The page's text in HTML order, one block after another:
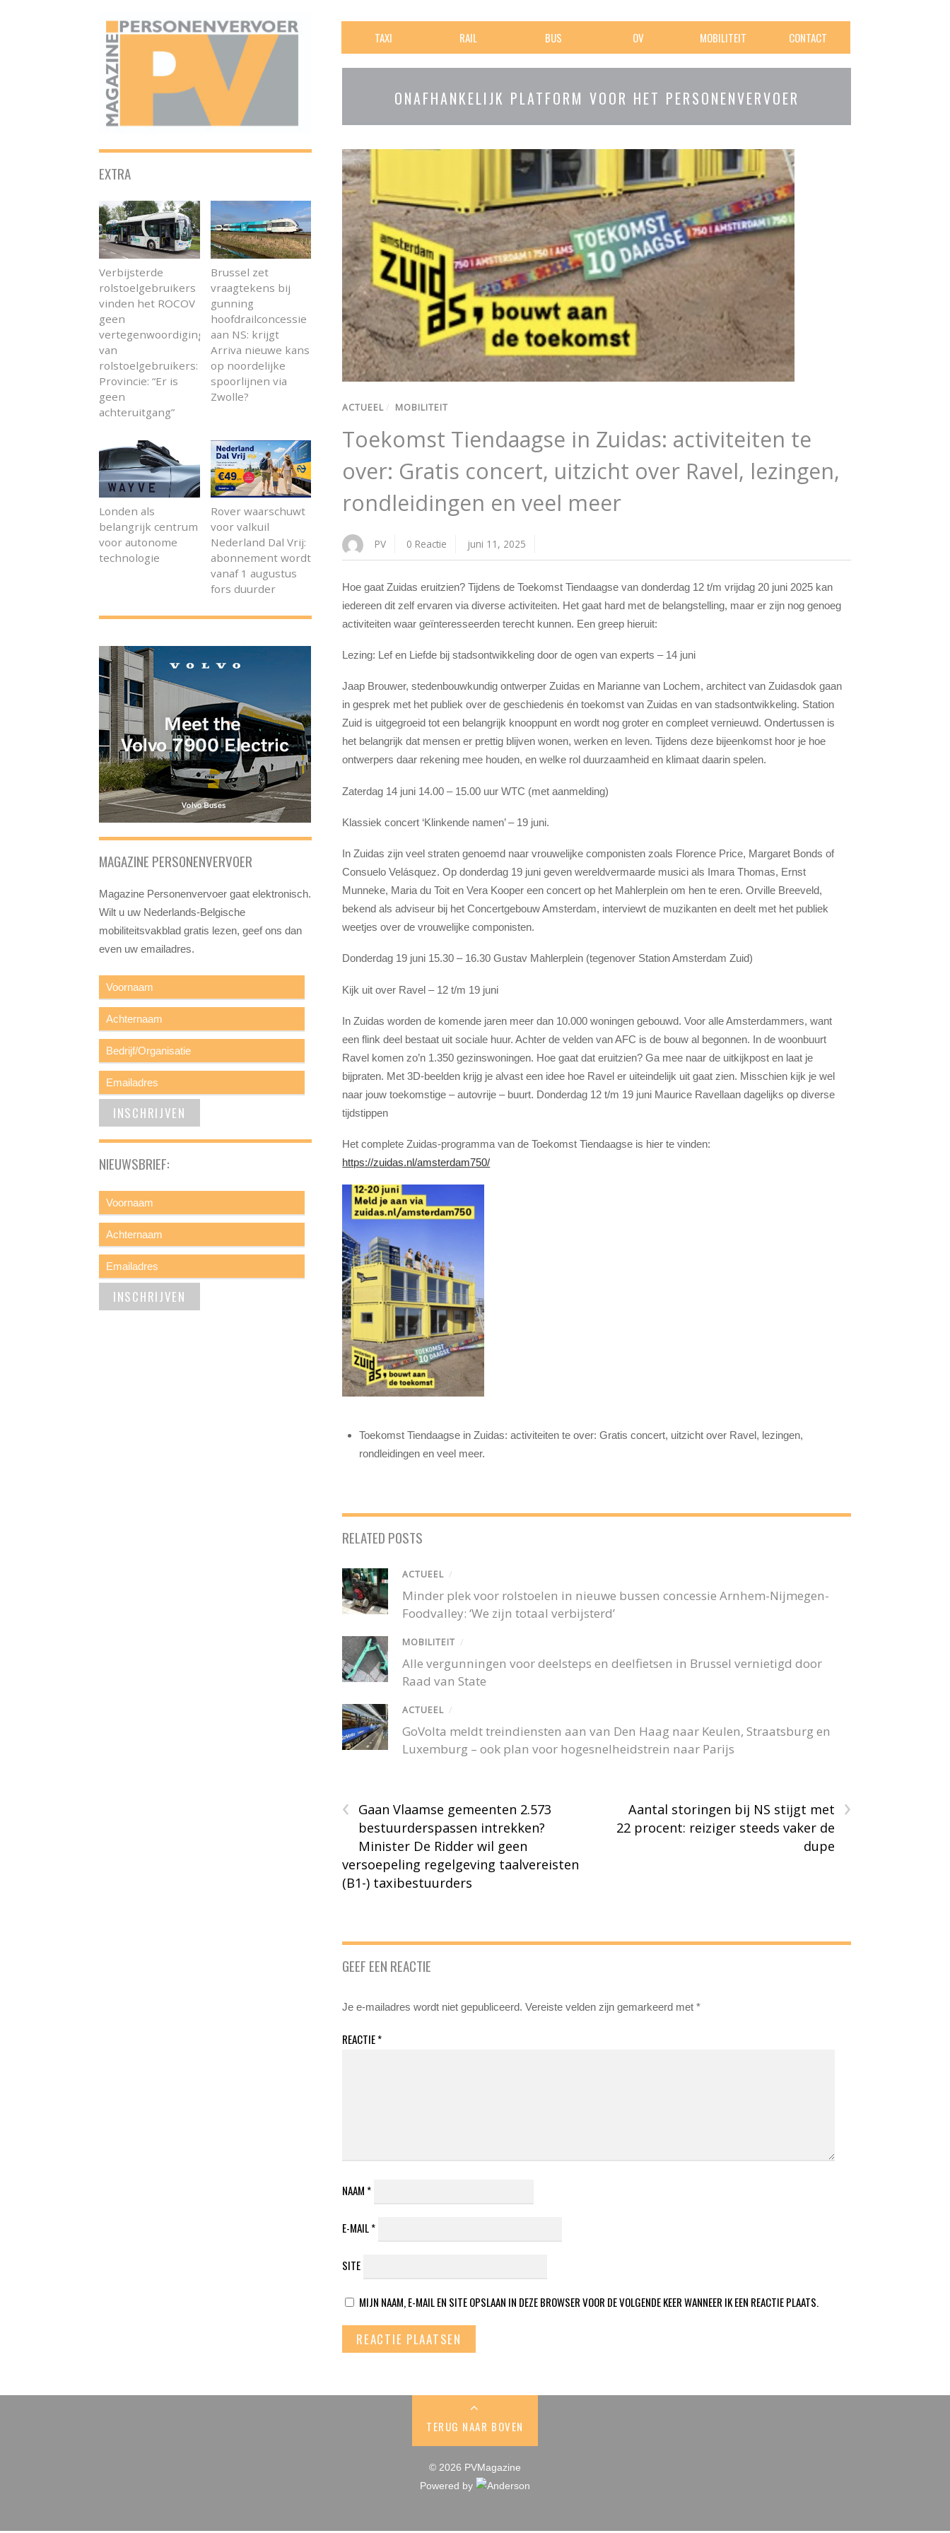
TAXI RAIL BUS OV MOBILITEIT CONTACT
ONAFHANKELIJK PLATFORM VOOR HET PERSONENVERVOER
ACTUEEL/ MOBILITEIT
Toekomst Tiendaagse in Zuidas: activiteiten te
over: Gratis concert, uitzicht over Ravel, lezingen,
rondleidingen en veel meer
PV 0 Reactie juni 11, 2025
Hoe gaat Zuidas eruitzien? Tijdens de Toekomst Tiendaagse van donderdag 12 t/m vrijdag 20 juni 2025 kan
iedereen dit zelf ervaren via diverse activiteiten. Het gaat hard met de belangstelling, maar er zijn nog genoeg
activiteiten waar geïnteresseerden terecht kunnen. Een greep hieruit:
Lezing: Lef en Liefde bij stadsontwikkeling door de ogen van experts – 14 juni
Jaap Brouwer, stedenbouwkundig ontwerper Zuidas en Marianne van Lochem, architect van Zuidasdok gaan
in gesprek met het publiek over de geschiedenis én toekomst van Zuidas en van stadsontwikkeling. Station
Zuid is uitgegroeid tot een belangrijk knooppunt en wordt nog groter en compleet vernieuwd. Ondertussen is
het belangrijk dat mensen er prettig blijven wonen, werken en leven. Tijdens deze bijeenkomst hoor je hoe
ontwerpers daar rekening mee houden, en welke rol duurzaamheid en klimaat daarin spelen.
Zaterdag 14 juni 14.00 – 15.00 uur WTC (met aanmelding)
Klassiek concert ‘Klinkende namen’ – 19 juni.
In Zuidas zijn veel straten genoemd naar vrouwelijke componisten zoals Florence Price, Margaret Bonds of
Consuelo Velásquez. Op donderdag 19 juni geven wereldvermaarde musici als Imara Thomas, Ernst
Munneke, Maria du Toit en Vera Kooper een concert op het Mahlerplein om hen te eren. Orville Breeveld,
bekend als adviseur bij het Concertgebouw Amsterdam, interviewt de muzikanten en deelt met het publiek
weetjes over de vrouwelijke componisten.
Donderdag 19 juni 15.30 – 16.30 Gustav Mahlerplein (tegenover Station Amsterdam Zuid)
Kijk uit over Ravel – 12 t/m 19 juni
In Zuidas worden de komende jaren meer dan 10.000 woningen gebouwd. Voor alle Amsterdammers, want
een flink deel bestaat uit sociale huur. Achter de velden van AFC is de bouw al begonnen. In de woonbuurt
Ravel komen zo’n 1.350 gezinswoningen. Hoe gaat dat eruitzien? Ga mee naar de uitkijkpost en laat je
bijpraten. Met 3D-beelden krijg je alvast een idee hoe Ravel er uiteindelijk uit gaat zien. Misschien kijk je wel
naar jouw toekomstige – autovrije – buurt. Donderdag 12 t/m 19 juni Maurice Ravellaan dagelijks op diverse
tijdstippen
Het complete Zuidas-programma van de Toekomst Tiendaagse is hier te vinden:
https://zuidas.nl/amsterdam750/
Toekomst Tiendaagse in Zuidas: activiteiten te over: Gratis concert, uitzicht over Ravel, lezingen,
rondleidingen en veel meer.
RELATED POSTS
ACTUEEL /
Minder plek voor rolstoelen in nieuwe bussen concessie Arnhem-Nijmegen-
Foodvalley: ‘We zijn totaal verbijsterd’
MOBILITEIT /
Alle vergunningen voor deelsteps en deelfietsen in Brussel vernietigd door
Raad van State
ACTUEEL /
GoVolta meldt treindiensten aan van Den Haag naar Keulen, Straatsburg en
Luxemburg – ook plan voor hogesnelheidstrein naar Parijs
‹
Gaan Vlaamse gemeenten 2.573
bestuurderspassen intrekken?
Minister De Ridder wil geen
versoepeling regelgeving taalvereisten
(B1-) taxibestuurders
›
Aantal storingen bij NS stijgt met
22 procent: reiziger steeds vaker de
dupe
GEEF EEN REACTIE
Je e-mailadres wordt niet gepubliceerd. Vereiste velden zijn gemarkeerd met*
REACTIE*
NAAM *
E-MAIL*
SITE
MIJN NAAM, E-MAIL EN SITE OPSLAAN IN DEZE BROWSER VOOR DE VOLGENDE KEER WANNEER IK EEN REACTIE PLAATS.
EXTRA
Verbijsterde
rolstoelgebruikers
vinden het ROCOV
geen
vertegenwoordiging
van
rolstoelgebruikers:
Provincie: “Er is
geen
achteruitgang”
Brussel zet
vraagtekens bij
gunning
hoofdrailconcessie
aan NS: krijgt
Arriva nieuwe kans
op noordelijke
spoorlijnen via
Zwolle?
Londen als
belangrijk centrum
voor autonome
technologie
Rover waarschuwt
voor valkuil
Nederland Dal Vrij:
abonnement wordt
vanaf 1 augustus
fors duurder
MAGAZINE PERSONENVERVOER
Magazine Personenvervoer gaat elektronisch.
Wilt u uw Nederlands-Belgische
mobiliteitsvakblad gratis lezen, geef ons dan
even uw emailadres.
NIEUWSBRIEF:
TERUG NAAR BOVEN
© 2026 PVMagazine
Powered by